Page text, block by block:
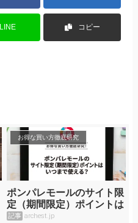
LINE コピー
お得な買い方徹底研究
ポンパレモールのサイト限
定（期間限定）ポイントは
いつまで使える？
記事 archest.jp